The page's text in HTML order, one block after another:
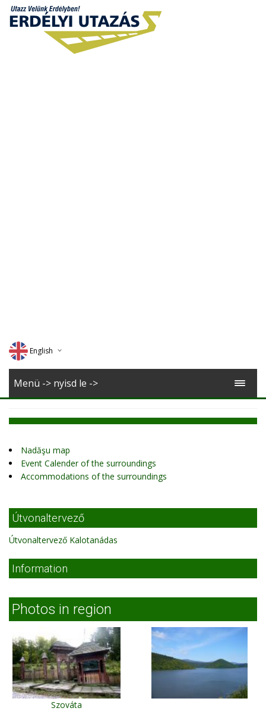
English
Deutsch
Menü -> nyisd le ->
Nadăşu map
Event Calender of the surroundings
Accommodations of the surroundings
Útvonaltervező
Útvonaltervező Kalotanádas
Information
Photos in region
Szováta